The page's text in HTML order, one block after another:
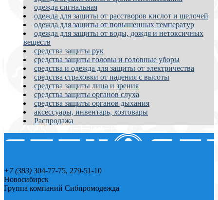
одежда сигнальная
одежда для защиты от расстворов кислот и щелочей
одежда для защиты от повышенных температур
одежда для защиты от воды, дождя и нетоксичных
веществ
средства защиты рук
средства защиты головы и головные уборы
средства и одежда для защиты от электричества
средства страховки от падения с высоты
средства защиты лица и зрения
средства защиты органов слуха
средства защиты органов дыхания
аксессуары, инвентарь, хозтовары
Распродажа
+7 (383) 304-77-75, 279-51-10
Новосибирск
Группа компаний Сибпромодежда